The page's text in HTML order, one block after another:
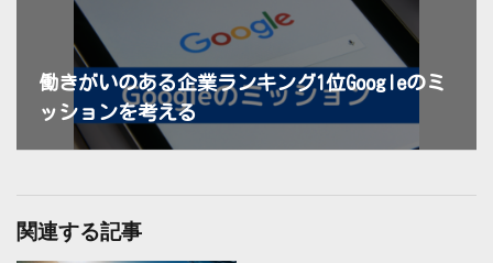
働きがいのある企業ランキング1位Googleのミ
ッションを考える
関連する記事